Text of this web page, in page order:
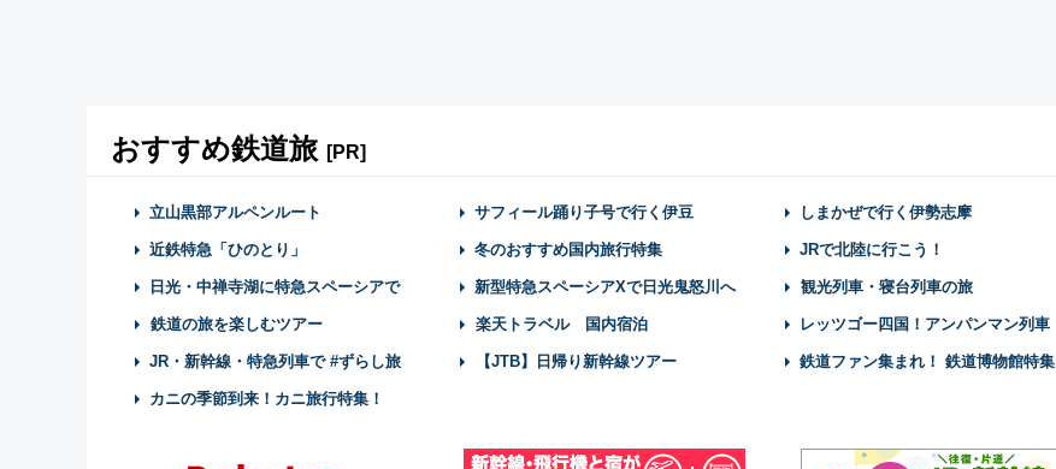
おすすめ鉄道旅 [PR]
立山黒部アルペンルート サフィール踊り子号で行く伊豆 しまかぜで行く伊勢志摩
近鉄特急「ひのとり」 冬のおすすめ国内旅行特集 JRで北陸に行こう！
日光・中禅寺湖に特急スペーシアで 新型特急スペーシアXで日光鬼怒川へ 観光列車・寝台列車の旅
鉄道の旅を楽しむツアー 楽天トラベル 国内宿泊 レッツゴー四国！アンパンマン列車
JR・新幹線・特急列車で #ずらし旅 【JTB】日帰り新幹線ツアー 鉄道ファン集まれ！ 鉄道博物館特集
カニの季節到来！カニ旅行特集！